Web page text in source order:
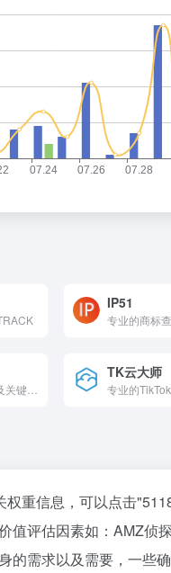
IP51
150万亚马逊卖家的选品及关键词工具
TK云大师
权重信息，可以点击"
评估因素如：AMZ侦
需求以及需要，一些